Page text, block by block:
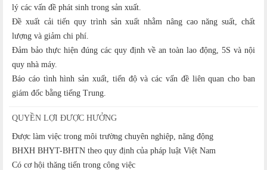
lý các vấn đề phát sinh trong sản xuất.
Đề xuất cải tiến quy trình sản xuất nhằm nâng cao năng suất, chất
lượng và giảm chi phí.
Đảm bảo thực hiện đúng các quy định về an toàn lao động, 5S và nội
quy nhà máy.
Báo cáo tình hình sản xuất, tiến độ và các vấn đề liên quan cho ban
giám đốc bằng tiếng Trung.
QUYỀN LỢI ĐƯỢC HƯỞNG
Được làm việc trong môi trường chuyên nghiệp, năng động
BHXH BHYT-BHTN theo quy định của pháp luật Việt Nam
Có cơ hội thăng tiến trong công việc